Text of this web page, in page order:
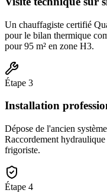
Un chauffagiste certifié
pour le bilan thermique
pour 95 m² en zone H3.
Étape 3
Installation
Dépose de l'ancien
Raccordement
frigoriste.
Étape 4